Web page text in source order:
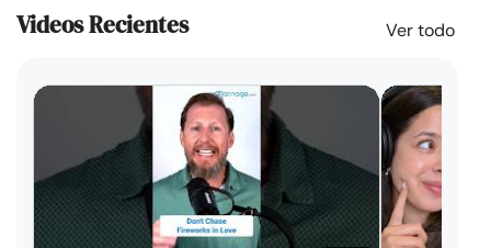
Videos Recientes Ver todo